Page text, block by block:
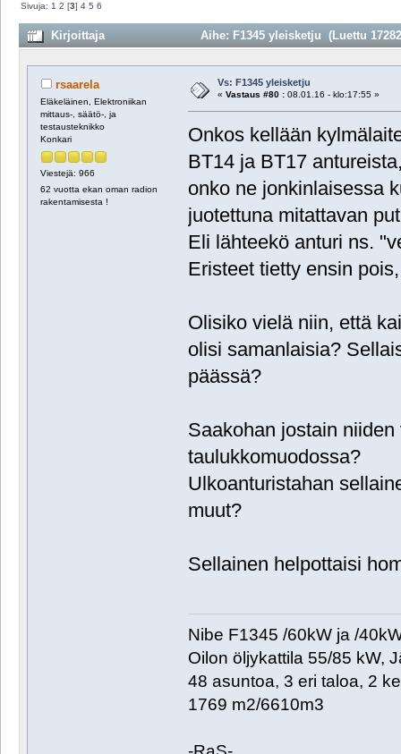
Sivuja: 1 2 [3]4 5 6
Kirjoittaja Aihe: F1345 yleisketju (Luettu
rsaarela
Eläkeläinen, Elektroniikan
mittaus-, säätö-, ja
testausteknikko
Konkari
Viestejä: 966
62 vuotta ekan oman radion
rakentamisesta !
Vs: F1345 yleisketju
« Vastaus #80 :08.01.16 - klo:17:55 »
Onkos kellään
BT14 ja BT17
onko ne jonkinlaisessa
juotettuna mitattavan
Eli lähteekö anturi ns.
Eristeet tietty ensin
Olisiko vielä niin, että
olisi samanlaisia?
päässä?
Saakohan jostain
taulukkomuodossa?
Ulkoanturistahan
muut?
Sellainen helpottaisi
Nibe F1345 /60kW ja /
Oilon öljykattila 55/85 kW,
48 asuntoa, 3 eri taloa, 2
1769 m2/6610m3